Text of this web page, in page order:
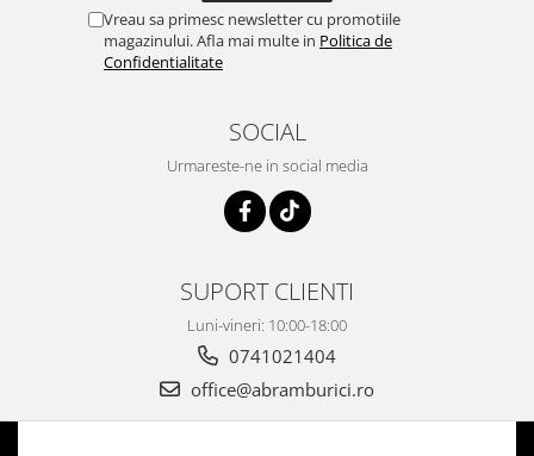
Vreau sa primesc newsletter cu promotiile
magazinului. Afla mai multe in Politica de
Confidentialitate
SOCIAL
Urmareste-ne in social media
SUPORT CLIENTI
Luni-vineri: 10:00-18:00
0741021404
office@abramburici.ro